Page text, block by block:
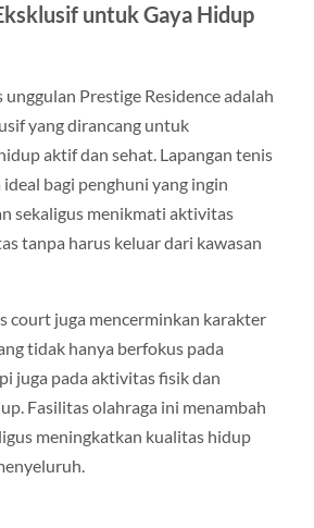
untuk Gaya Hidup
unggulan Prestige Residence adalah
yang dirancang untuk
aktif dan sehat. Lapangan tenis
bagi penghuni yang ingin
sekaligus menikmati aktivitas
tanpa harus keluar dari kawasan
court juga mencerminkan karakter
tidak hanya berfokus pada
juga pada aktivitas fisik dan
Fasilitas olahraga ini menambah
meningkatkan kualitas hidup